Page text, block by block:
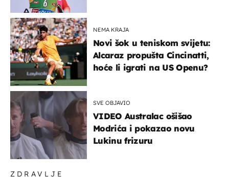
ZDRAVLJE
NEMA KRAJA
Novi šok u teniskom svijetu:
Alcaraz propušta Cincinatti,
hoće li igrati na US Openu?
SVE OBJAVIO
VIDEO Australac ošišao
Modrića i pokazao novu
Lukinu frizuru